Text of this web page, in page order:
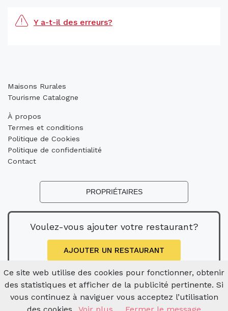
Y a-t-il des erreurs?
Maisons Rurales
Tourisme Catalogne
À propos
Termes et conditions
Politique de Cookies
Politique de confidentialité
Contact
PROPRIÉTAIRES
Voulez-vous ajouter votre restaurant?
AJOUTER UN RESTAURANT
Ce site web utilise des cookies pour fonctionner, obtenir
des statistiques et afficher de la publicité pertinente. Si
vous continuez à naviguer vous acceptez l’utilisation